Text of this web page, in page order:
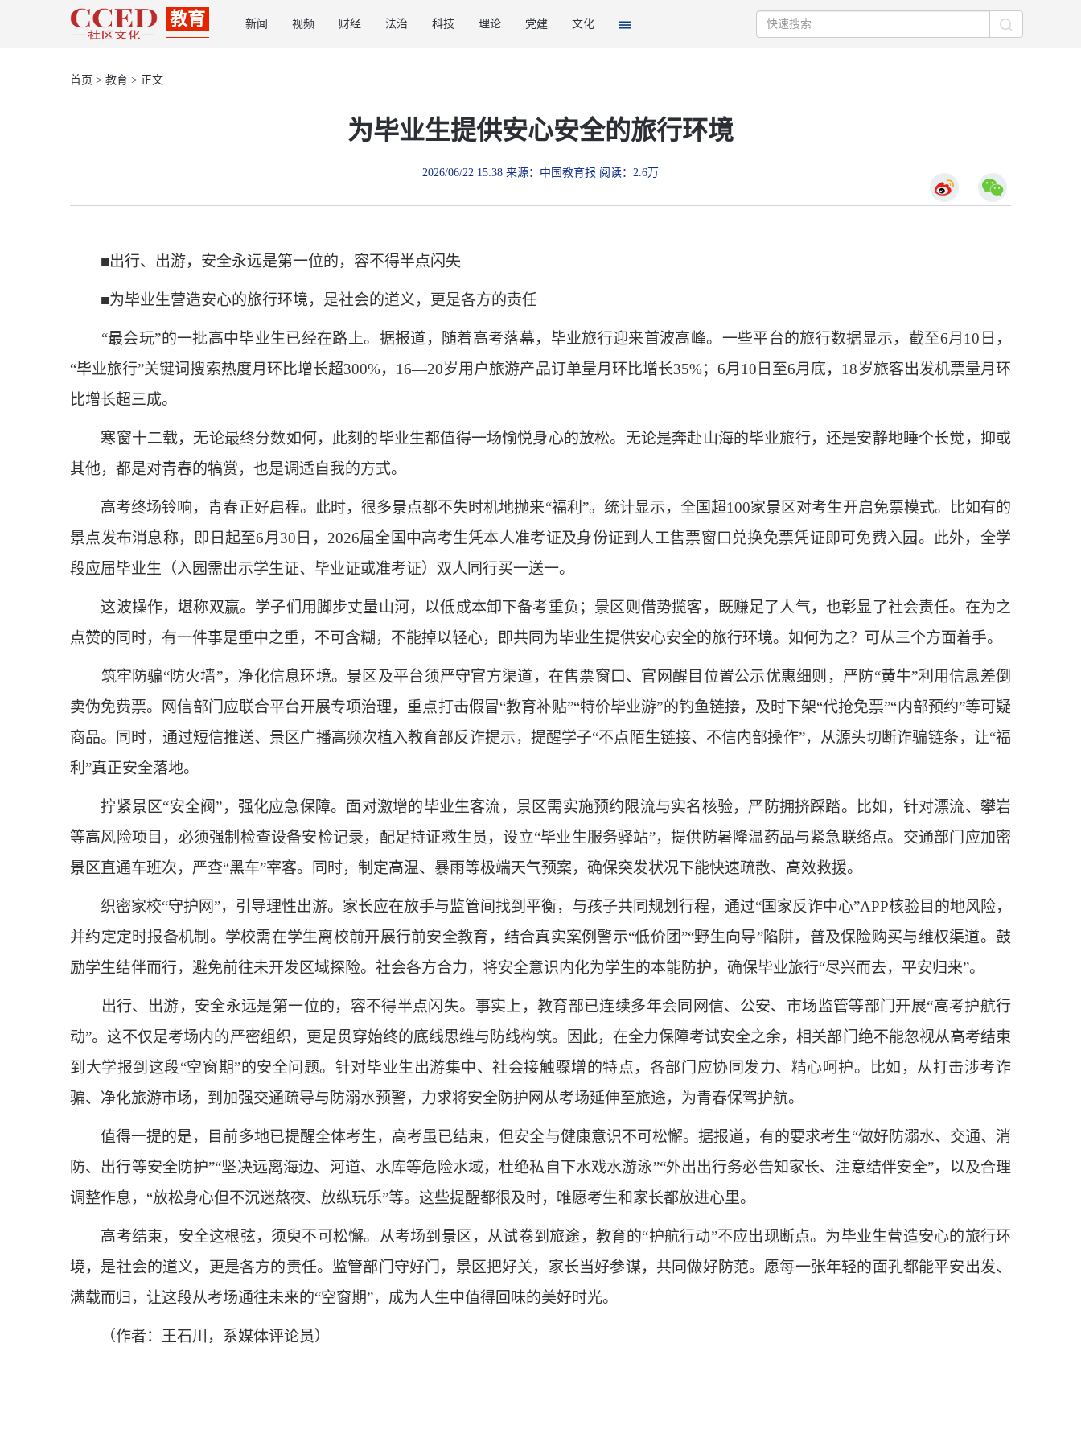
教育 新闻 视频 财经 法治 科技 理论 党建 文化
首页 > 教育 > 正文
为毕业生提供安心安全的旅行环境
2026/06/22 15:38 来源：中国教育报 阅读：2.6万
■出行、出游，安全永远是第一位的，容不得半点闪失
■为毕业生营造安心的旅行环境，是社会的道义，更是各方的责任
“最会玩”的一批高中毕业生已经在路上。据报道，随着高考落幕，毕业旅行迎来首波高峰。一些平台的旅行数据显示，截至6月10日，
“毕业旅行”关键词搜索热度月环比增长超300%，16—20岁用户旅游产品订单量月环比增长35%；6月10日至6月底，18岁旅客出发机票量月环
比增长超三成。
寒窗十二载，无论最终分数如何，此刻的毕业生都值得一场愉悦身心的放松。无论是奔赴山海的毕业旅行，还是安静地睡个长觉，抑或
其他，都是对青春的犒赏，也是调适自我的方式。
高考终场铃响，青春正好启程。此时，很多景点都不失时机地抛来“福利”。统计显示，全国超100家景区对考生开启免票模式。比如有的
景点发布消息称，即日起至6月30日，2026届全国中高考生凭本人准考证及身份证到人工售票窗口兑换免票凭证即可免费入园。此外，全学
段应届毕业生（入园需出示学生证、毕业证或准考证）双人同行买一送一。
这波操作，堪称双赢。学子们用脚步丈量山河，以低成本卸下备考重负；景区则借势揽客，既赚足了人气，也彰显了社会责任。在为之
点赞的同时，有一件事是重中之重，不可含糊，不能掉以轻心，即共同为毕业生提供安心安全的旅行环境。如何为之？可从三个方面着手。
筑牢防骗“防火墙”，净化信息环境。景区及平台须严守官方渠道，在售票窗口、官网醒目位置公示优惠细则，严防“黄牛”利用信息差倒
卖伪免费票。网信部门应联合平台开展专项治理，重点打击假冒“教育补贴”“特价毕业游”的钓鱼链接，及时下架“代抢免票”“内部预约”等可疑
商品。同时，通过短信推送、景区广播高频次植入教育部反诈提示，提醒学子“不点陌生链接、不信内部操作”，从源头切断诈骗链条，让“福
利”真正安全落地。
拧紧景区“安全阀”，强化应急保障。面对激增的毕业生客流，景区需实施预约限流与实名核验，严防拥挤踩踏。比如，针对漂流、攀岩
等高风险项目，必须强制检查设备安检记录，配足持证救生员，设立“毕业生服务驿站”，提供防暑降温药品与紧急联络点。交通部门应加密
景区直通车班次，严查“黑车”宰客。同时，制定高温、暴雨等极端天气预案，确保突发状况下能快速疏散、高效救援。
织密家校“守护网”，引导理性出游。家长应在放手与监管间找到平衡，与孩子共同规划行程，通过“国家反诈中心”APP核验目的地风险，
并约定定时报备机制。学校需在学生离校前开展行前安全教育，结合真实案例警示“低价团”“野生向导”陷阱，普及保险购买与维权渠道。鼓
励学生结伴而行，避免前往未开发区域探险。社会各方合力，将安全意识内化为学生的本能防护，确保毕业旅行“尽兴而去，平安归来”。
出行、出游，安全永远是第一位的，容不得半点闪失。事实上，教育部已连续多年会同网信、公安、市场监管等部门开展“高考护航行
动”。这不仅是考场内的严密组织，更是贯穿始终的底线思维与防线构筑。因此，在全力保障考试安全之余，相关部门绝不能忽视从高考结束
到大学报到这段“空窗期”的安全问题。针对毕业生出游集中、社会接触骤增的特点，各部门应协同发力、精心呵护。比如，从打击涉考诈
骗、净化旅游市场，到加强交通疏导与防溺水预警，力求将安全防护网从考场延伸至旅途，为青春保驾护航。
值得一提的是，目前多地已提醒全体考生，高考虽已结束，但安全与健康意识不可松懈。据报道，有的要求考生“做好防溺水、交通、消
防、出行等安全防护”“坚决远离海边、河道、水库等危险水域，杜绝私自下水戏水游泳”“外出出行务必告知家长、注意结伴安全”，以及合理
调整作息，“放松身心但不沉迷熬夜、放纵玩乐”等。这些提醒都很及时，唯愿考生和家长都放进心里。
高考结束，安全这根弦，须臾不可松懈。从考场到景区，从试卷到旅途，教育的“护航行动”不应出现断点。为毕业生营造安心的旅行环
境，是社会的道义，更是各方的责任。监管部门守好门，景区把好关，家长当好参谋，共同做好防范。愿每一张年轻的面孔都能平安出发、
满载而归，让这段从考场通往未来的“空窗期”，成为人生中值得回味的美好时光。
（作者：王石川，系媒体评论员）